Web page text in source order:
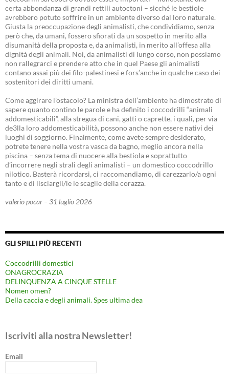
certa abbondanza di grandi rettili autoctoni – sicché le bestiole
avrebbero potuto soffrire in un ambiente diverso dal loro naturale.
Giusta la preoccupazione degli animalisti, che condividiamo, senza
però che, da umani, fossero sfiorati da un sospetto in merito alla
disumanità della proposta e, da animalisti, in merito all’offesa alla
dignità degli animali. Noi, da animalisti di lungo corso, non possiamo
non rallegrarci e prendere atto che in quel Paese gli animalisti
contano assai più dei filo-palestinesi e fors’anche in qualche caso dei
sostenitori dei diritti umani.
Come aggirare l’ostacolo? La ministra dell’ambiente ha dimostrato di
sapere quanto contino le parole e ha definito i coccodrilli “animali
addomesticabili”, alla stregua di cani, gatti o caprette, i quali, per via
de3lla loro addomesticabilità, possono anche non essere nativi dei
luoghi di soggiorno. Finalmente, come avete sempre desiderato,
potrete tenere nella vostra vasca da bagno, meglio ancora nella
piscina – senza tema di nuocere alla bestiola e soprattutto
d’incorrere negli strali degli animalisti – un domestico coccodrillo
nilotico. Basterà ricordarsi, ci raccomandiamo, di carezzarlo/a ogni
tanto e di lisciargli/le le scaglie della corazza.
valerio pocar – 31 luglio 2026
GLI SPILLI PIÙ RECENTI
Coccodrilli domestici
ONAGROCRAZIA
DELINQUENZA A CINQUE STELLE
Nomen omen?
Della caccia e degli animali. Spes ultima dea
Iscriviti alla nostra Newsletter!
Email